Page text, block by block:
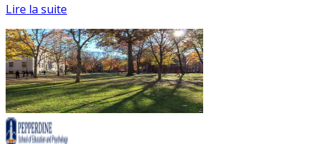
Lire la suite